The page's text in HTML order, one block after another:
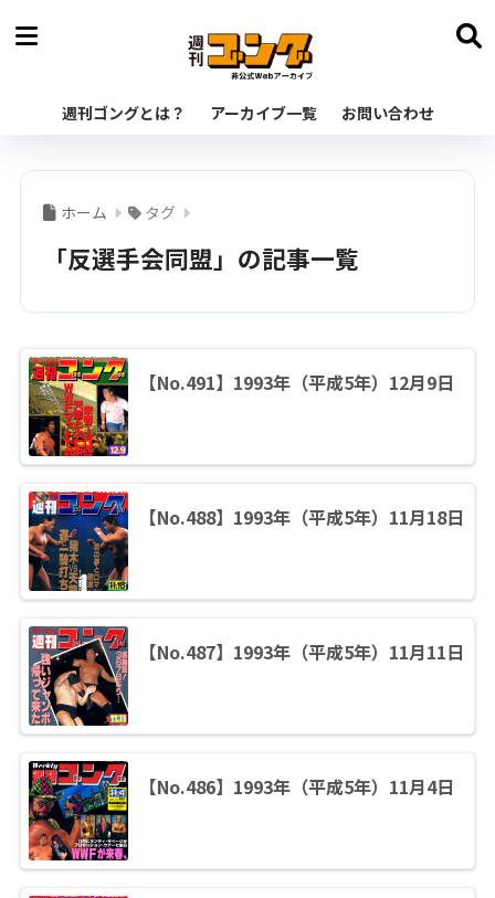
週刊ゴングとは？ アーカイブ一覧 お問い合わせ
ホーム タグ
「反選手会同盟」の記事一覧
【No.491】1993年（平成5年）12月9日
【No.488】1993年（平成5年）11月18日
【No.487】1993年（平成5年）11月11日
【No.486】1993年（平成5年）11月4日